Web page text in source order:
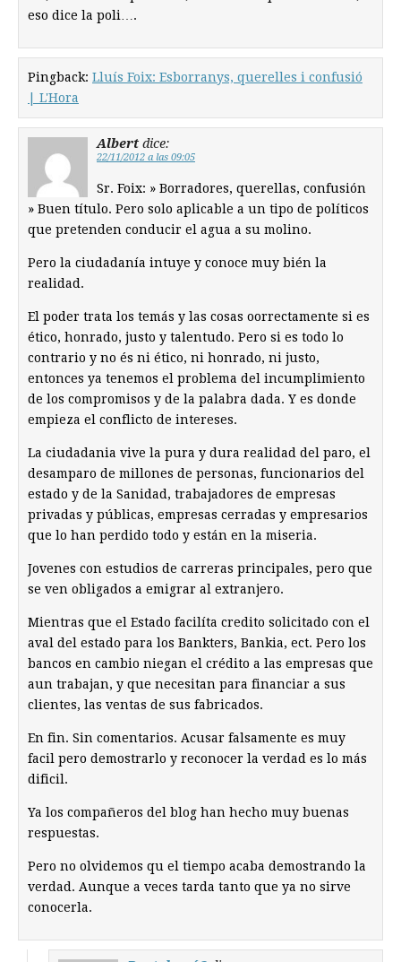
eso dice la poli….
Pingback: Lluís Foix: Esborranys, querelles i confusió
| L'Hora
Albert dice:
22/11/2012 a las 09:05
Sr. Foix: » Borradores, querellas, confusión
» Buen título. Pero solo aplicable a un tipo de políticos
que pretenden conducir el agua a su molino.
Pero la ciudadanía intuye y conoce muy bién la
realidad.
El poder trata los temás y las cosas oorrectamente si es
ético, honrado, justo y talentudo. Pero si es todo lo
contrario y no és ni ético, ni honrado, ni justo,
entonces ya tenemos el problema del incumplimiento
de los compromisos y de la palabra dada. Y es donde
empieza el conflicto de intereses.
La ciudadania vive la pura y dura realidad del paro, el
desamparo de millones de personas, funcionarios del
estado y de la Sanidad, trabajadores de empresas
privadas y públicas, empresas cerradas y empresarios
que lo han perdido todo y están en la miseria.
Jovenes con estudios de carreras principales, pero que
se ven obligados a emigrar al extranjero.
Mientras que el Estado facilíta credito solicitado con el
aval del estado para los Bankters, Bankia, ect. Pero los
bancos en cambio niegan el crédito a las empresas que
aun trabajan, y que necesitan para financiar a sus
clientes, las ventas de sus fabricados.
En fin. Sin comentarios. Acusar falsamente es muy
facil pero demostrarlo y reconocer la verdad es lo más
dificil.
Ya los compañeros del blog han hecho muy buenas
respuestas.
Pero no olvidemos qu el tiempo acaba demostrando la
verdad. Aunque a veces tarda tanto que ya no sirve
conocerla.